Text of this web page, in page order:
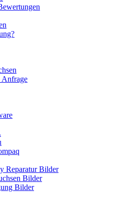
Reparatur Bilder
Bilder
Bilder